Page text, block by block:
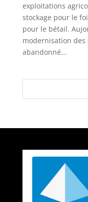
exploitations
stockage pour le
pour le bétail.
modernisation des
abandonné...